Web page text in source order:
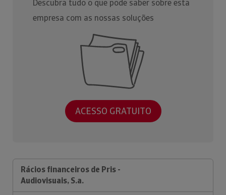
Descubra tudo o que pode saber sobre esta
empresa com as nossas soluções
ACESSO GRATUITO
Rácios financeiros de Pris -
Audiovisuais, S.a.